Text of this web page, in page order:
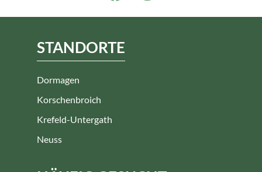
STANDORTE
Dormagen
Korschenbroich
Krefeld-Untergath
Neuss